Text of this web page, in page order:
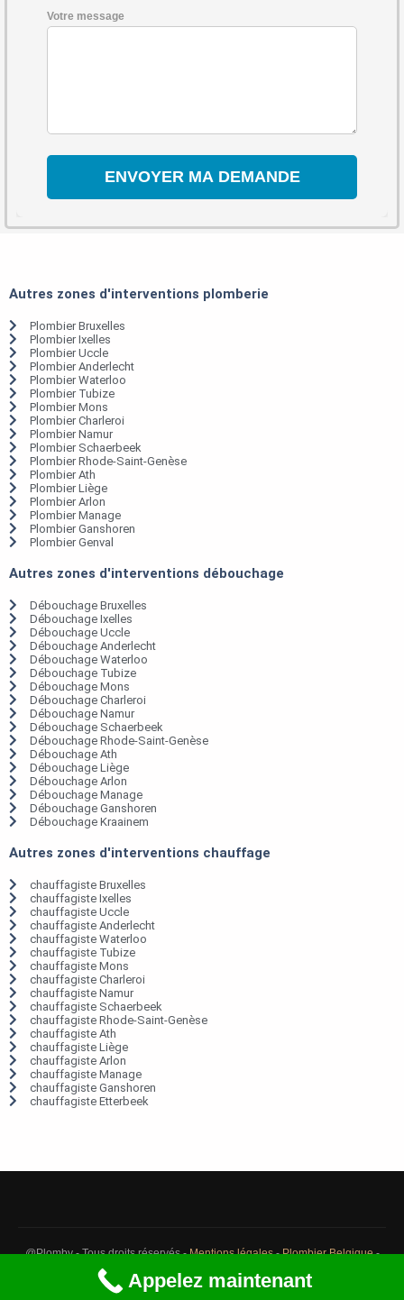
Votre message
Autres zones d'interventions plomberie
Plombier Bruxelles
Plombier Ixelles
Plombier Uccle
Plombier Anderlecht
Plombier Waterloo
Plombier Tubize
Plombier Mons
Plombier Charleroi
Plombier Namur
Plombier Schaerbeek
Plombier Rhode-Saint-Genèse
Plombier Ath
Plombier Liège
Plombier Arlon
Plombier Manage
Plombier Ganshoren
Plombier Genval
Autres zones d'interventions débouchage
Débouchage Bruxelles
Débouchage Ixelles
Débouchage Uccle
Débouchage Anderlecht
Débouchage Waterloo
Débouchage Tubize
Débouchage Mons
Débouchage Charleroi
Débouchage Namur
Débouchage Schaerbeek
Débouchage Rhode-Saint-Genèse
Débouchage Ath
Débouchage Liège
Débouchage Arlon
Débouchage Manage
Débouchage Ganshoren
Débouchage Kraainem
Autres zones d'interventions chauffage
chauffagiste Bruxelles
chauffagiste Ixelles
chauffagiste Uccle
chauffagiste Anderlecht
chauffagiste Waterloo
chauffagiste Tubize
chauffagiste Mons
chauffagiste Charleroi
chauffagiste Namur
chauffagiste Schaerbeek
chauffagiste Rhode-Saint-Genèse
chauffagiste Ath
chauffagiste Liège
chauffagiste Arlon
chauffagiste Manage
chauffagiste Ganshoren
chauffagiste Etterbeek
@Plomby - Tous droits réservés -Mentions légales-Plombier Belgique-
Débouchage Belgique
Appelez maintenant